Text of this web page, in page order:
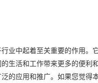
业中起着至关重要的作用
生活和工作带来更多的便
的应用和推广。如果您觉